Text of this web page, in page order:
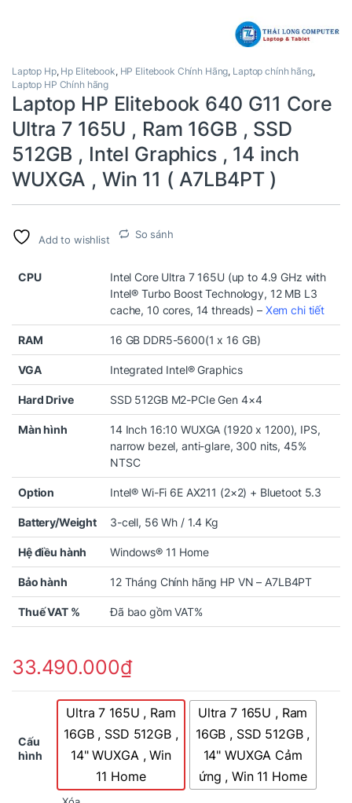
Laptop Hp, Hp Elitebook, HP Elitebook Chính Hãng, Laptop chính hãng,
Laptop HP Chính hãng
Laptop HP Elitebook 640 G11 Core
Ultra 7 165U , Ram 16GB , SSD
512GB , Intel Graphics , 14 inch
WUXGA , Win 11 ( A7LB4PT )
Add to wishlist So sánh
CPU
Intel Core Ultra 7 165U (up to 4.9 GHz with
Intel® Turbo Boost Technology, 12 MB L3
cache, 10 cores, 14 threads) – Xem chi tiết
RAM 16 GB DDR5-5600(1 x 16 GB)
VGA Integrated Intel® Graphics
Hard Drive SSD 512GB M2-PCIe Gen 4×4
Màn hình
14 Inch 16:10 WUXGA (1920 x 1200), IPS,
narrow bezel, anti-glare, 300 nits, 45%
NTSC
Option Intel® Wi-Fi 6E AX211 (2×2) + Bluetoot 5.3
Battery/Weight 3-cell, 56 Wh / 1.4 Kg
Hệ điều hành Windows® 11 Home
Bảo hành 12 Tháng Chính hãng HP VN – A7LB4PT
Thuế VAT % Đã bao gồm VAT%
33.490.000₫
Cấu
hình
Ultra 7 165U , Ram
16GB , SSD 512GB ,
14" WUXGA , Win
11 Home
Ultra 7 165U , Ram
16GB , SSD 512GB ,
14" WUXGA Cảm
ứng , Win 11 Home